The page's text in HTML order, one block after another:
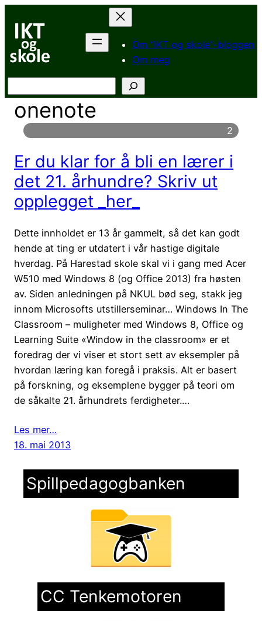
innhold
Om “IKT og skole”-bloggen
Om meg
onenote
2
Er du klar for å bli en lærer i
det 21. århundre? Skriv ut
opplegget _her_
Dette innholdet er 13 år gammelt, så det kan godt
hende at ting er utdatert i vår hastige digitale
hverdag. På Harestad skole skal vi i gang med Acer
W510 med Windows 8 (og Office 2013) fra høsten
av. Siden anledningen på NKUL bød seg, stakk jeg
innom Microsofts utstillerseminar… Windows In The
Classroom – muligheter med Windows 8, Office og
Learning Suite «Window in the classroom» er et
foredrag der vi viser et stort sett av eksempler på
hvordan læring kan foregå i praksis. Alt er basert
på forskning, og eksemplene bygger på teori om
de såkalte 21. århundrets ferdigheter.…
Les mer…
18. mai 2013
Spillpedagogbanken
CC Tenkemotoren